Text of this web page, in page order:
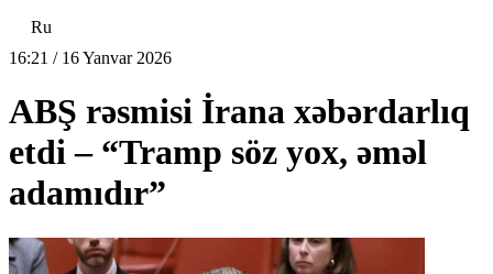
Ru
16:21 / 16 Yanvar 2026
ABŞ rəsmisi İrana xəbərdarlıq
etdi – “Tramp söz yox, əməl
adamıdır”